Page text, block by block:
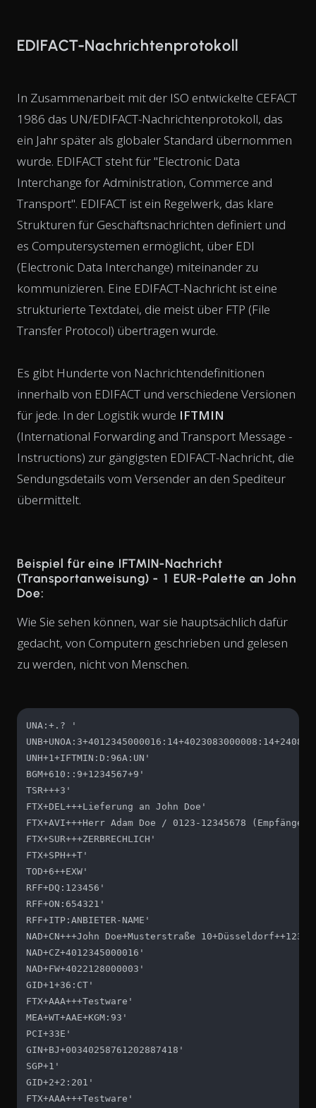
EDIFACT-Nachrichtenprotokoll
In Zusammenarbeit mit der ISO entwickelte CEFACT
1986 das UN/EDIFACT-Nachrichtenprotokoll, das
ein Jahr später als globaler Standard übernommen
wurde. EDIFACT steht für "Electronic Data
Interchange for Administration, Commerce and
Transport". EDIFACT ist ein Regelwerk, das klare
Strukturen für Geschäftsnachrichten definiert und
es Computersystemen ermöglicht, über EDI
(Electronic Data Interchange) miteinander zu
kommunizieren. Eine EDIFACT-Nachricht ist eine
strukturierte Textdatei, die meist über FTP (File
Transfer Protocol) übertragen wurde.
Es gibt Hunderte von Nachrichtendefinitionen
innerhalb von EDIFACT und verschiedene Versionen
für jede. In der Logistik wurde IFTMIN
(International Forwarding and Transport Message -
Instructions) zur gängigsten EDIFACT-Nachricht, die
Sendungsdetails vom Versender an den Spediteur
übermittelt.
Beispiel für eine IFTMIN-Nachricht
(Transportanweisung) - 1 EUR-Palette an John
Doe:
Wie Sie sehen können, war sie hauptsächlich dafür
gedacht, von Computern geschrieben und gelesen
zu werden, nicht von Menschen.
UNA:+.? '
UNH+1+IFTMIN:D:96A:UN'
BGM+610::9+1234567+9'
TSR+++3'
FTX+DEL+++Lieferung an John Doe'
FTX+AVI+++Herr Adam Doe / 0123-12345678
FTX+SUR+++ZERBRECHLICH'
FTX+SPH++T'
TOD+6++EXW'
RFF+DQ:123456'
RFF+ON:654321'
RFF+ITP:ANBIETER-NAME'
NAD+CN+++John Doe+Musterstraße
NAD+CZ+4012345000016'
NAD+FW+4022128000003'
GID+1+36:CT'
FTX+AAA+++Testware'
MEA+WT+AAE+KGM:93'
PCI+33E'
GIN+BJ+00340258761202887418'
SGP+1'
GID+2+2:201'
FTX+AAA+++Testware'